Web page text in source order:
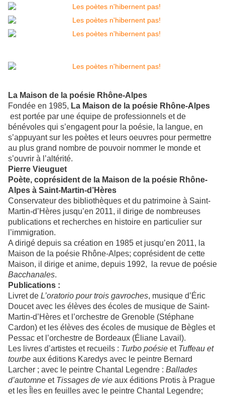
La Maison de la poésie Rhône-Alpes
Fondée en 1985, La Maison de la poésie Rhône-Alpes
est portée par une équipe de professionnels et de
bénévoles qui s’engagent pour la poésie, la langue, en
s’appuyant sur les poètes et leurs oeuvres pour permettre
au plus grand nombre de pouvoir nommer le monde et
s’ouvrir à l’altérité.
Pierre Vieuguet
Poète, coprésident de la Maison de la poésie Rhône-
Alpes à Saint-Martin-d’Hères
Conservateur des bibliothèques et du patrimoine à Saint-
Martin-d’Hères jusqu’en 2011, il dirige de nombreuses
publications et recherches en histoire en particulier sur
l’immigration.
A dirigé depuis sa création en 1985 et jusqu’en 2011, la
Maison de la poésie Rhône-Alpes; coprésident de cette
Maison, il dirige et anime, depuis 1992, la revue de poésie
Bacchanales.
Publications :
Livret de L’oratorio pour trois gavroches, musique d’Éric
Doucet avec les élèves des écoles de musique de Saint-
Martin-d’Hères et l’orchestre de Grenoble (Stéphane
Cardon) et les élèves des écoles de musique de Bègles et
Pessac et l’orchestre de Bordeaux (Éliane Lavail).
Les livres d’artistes et recueils : Turbo poésie et Tuffeau et
tourbe aux éditions Karedys avec le peintre Bernard
Larcher ; avec le peintre Chantal Legendre : Ballades
d’automne et Tissages de vie aux éditions Protis à Prague
et les Îles en feuilles avec le peintre Chantal Legendre;